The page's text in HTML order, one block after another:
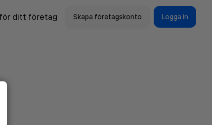
ditt företag Skapa företagskonto Logga in